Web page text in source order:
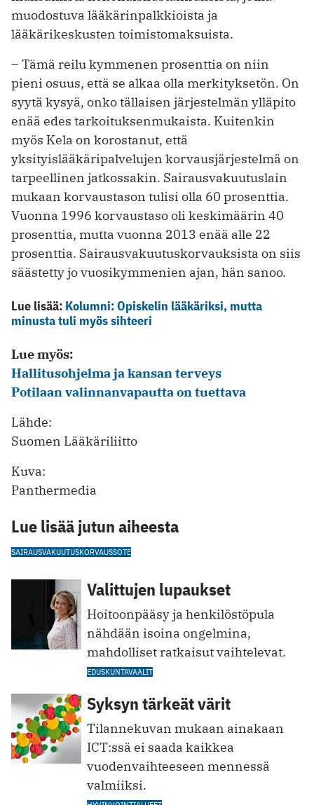
muodostuva lääkärinpalkkioista ja
lääkärikeskusten toimistomaksuista.
– Tämä reilu kymmenen prosenttia on niin
pieni osuus, että se alkaa olla merkityksetön. On
syytä kysyä, onko tällaisen järjestelmän ylläpito
enää edes tarkoituksenmukaista. Kuitenkin
myös Kela on korostanut, että
yksityislääkäripalvelujen korvausjärjestelmä on
tarpeellinen jatkossakin. Sairausvakuutuslain
mukaan korvaustason tulisi olla 60 prosenttia.
Vuonna 1996 korvaustaso oli keskimäärin 40
prosenttia, mutta vuonna 2013 enää alle 22
prosenttia. Sairausvakuutuskorvauksista on siis
säästetty jo vuosikymmenien ajan, hän sanoo.
Lue lisää: Kolumni: Opiskelin lääkäriksi, mutta
minusta tuli myös sihteeri
Lue myös:
Hallitusohjelma ja kansan terveys
Potilaan valinnanvapautta on tuettava
Lähde:
Suomen Lääkäriliitto
Kuva:
Panthermedia
Lue lisää jutun aiheesta
SAIRAUSVAKUUTUSKORVAUSSOTE
Valittujen lupaukset
Hoitoonpääsy ja henkilöstöpula
nähdään isoina ongelmina,
mahdolliset ratkaisut vaihtelevat.
EDUSKUNTAVAALIT
Syksyn tärkeät värit
Tilannekuvan mukaan ainakaan
ICT:ssä ei saada kaikkea
vuodenvaihteeseen mennessä
valmiiksi.